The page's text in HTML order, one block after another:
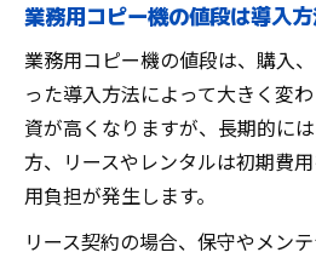
カラーコピー機や大判
事情
個人事業主も使えるプ
選択肢
リースとレンタルで違
を比較
兵庫県で注目の業務用コピ
業務用コピー機の値段は導入
業務用コピー機の値段は、購入
った導入方法によって大きく変
資が高くなりますが、長期的に
方、リースやレンタルは初期費
用負担が発生します。
リース契約の場合、保守やメン